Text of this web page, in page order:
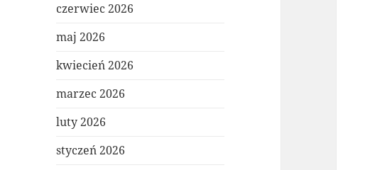
czerwiec 2026
maj 2026
kwiecień 2026
marzec 2026
luty 2026
styczeń 2026